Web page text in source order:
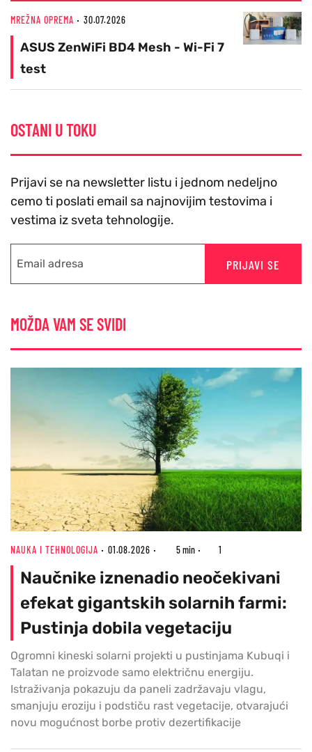
MREŽNA OPREMA 30.07.2026
ASUS ZenWiFi BD4 Mesh - Wi-Fi 7
test
OSTANI U TOKU
Prijavi se na newsletter listu i jednom nedeljno
cemo ti poslati email sa najnovijim testovima i
vestima iz sveta tehnologije.
PRIJAVI SE
MOŽDA VAM SE SVIDI
NAUKA I TEHNOLOGIJA 01.08.2026 5 min 1
Naučnike iznenadio neočekivani
efekat gigantskih solarnih farmi:
Pustinja dobila vegetaciju
Ogromni kineski solarni projekti u pustinjama Kubuqi i
Talatan ne proizvode samo električnu energiju.
Istraživanja pokazuju da paneli zadržavaju vlagu,
smanjuju eroziju i podstiču rast vegetacije, otvarajući
novu mogućnost borbe protiv dezertifikacije